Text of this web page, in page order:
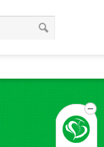
稻夫草编制品厂